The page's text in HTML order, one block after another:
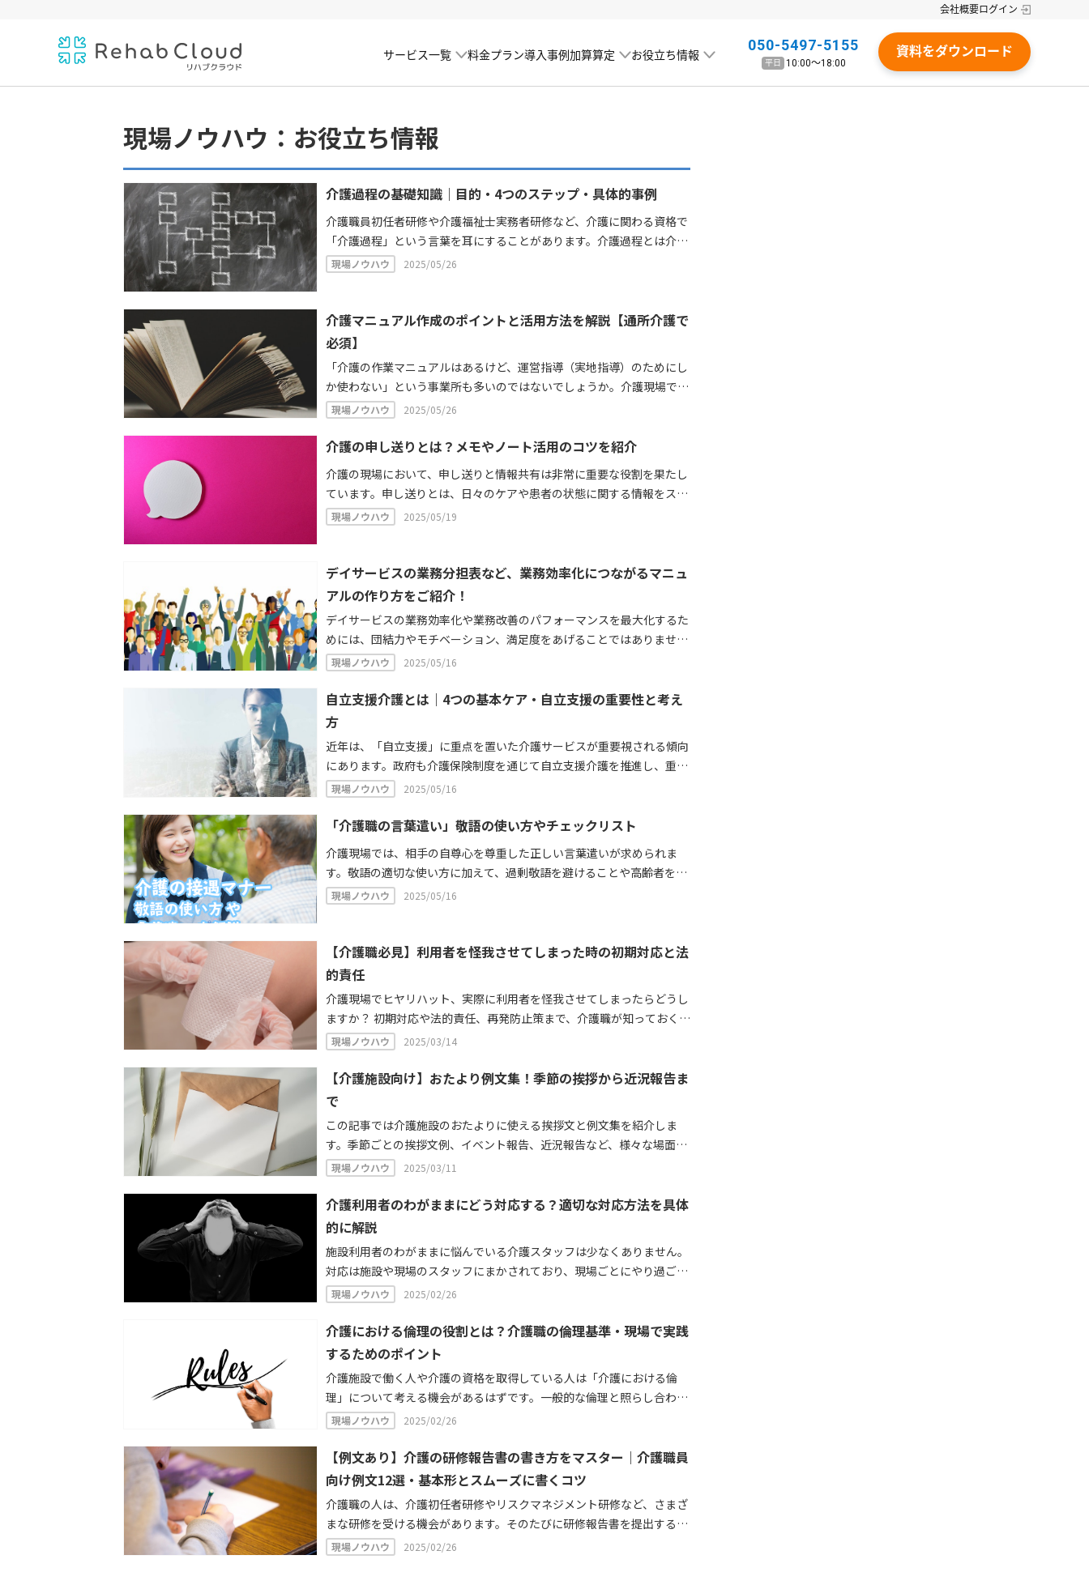
サービス一覧 料金プラン導入事例加算算定 お役立ち情報
050-5497-5155
平日 10:00〜18:00
資料をダウンロード
会社概要ログイン
現場ノウハウ お役立ち情報
介護過程の基礎知識｜目的・4つのステップ・具体的事例
介護職員初任者研修や介護福祉士実務者研修など、介護に関わる資格で
「介護過程」という言葉を耳にすることがあります。介護過程とは介護
現場で大切な役割を担うプロセスのことです。ここでは、初めて介護現
現場ノウハウ 2025/05/26
介護マニュアル作成のポイントと活用方法を解説【通所介護で
必須】
「介護の作業マニュアルはあるけど、運営指導（実地指導）のためにし
か使わない」という事業所も多いのではないでしょうか。介護現場で質
の高いサービスを提供するためには、作業マニュアルを作成しサービス
ら活用方法まで詳しく解説しています。
現場ノウハウ 2025/05/26
介護の申し送りとは？メモやノート活用のコツを紹介
介護の現場において、申し送りと情報共有は非常に重要な役割を果たし
ています。申し送りとは、日々のケアや患者の状態に関する情報をスタ
ッフ間で伝えることです。情報を共有することで、各スタッフが患者の
現場ノウハウ 2025/05/19
デイサービスの業務分担表など、業務効率化につながるマニュ
アルの作り方をご紹介！
デイサービスの業務効率化や業務改善のパフォーマンスを最大化するた
めには、団結力やモチベーション、満足度をあげることではありませ
ん。チーム全員が平等に発言できる仕組みを作れるかがポイントです。
きましょう。
現場ノウハウ 2025/05/16
自立支援介護とは｜4つの基本ケア・自立支援の重要性と考え
方
近年は、「自立支援」に重点を置いた介護サービスが重要視される傾向
にあります。政府も介護保険制度を通じて自立支援介護を推進し、重度
化防止に取り組む方針を発表しています。本記事では、具体的なケアの
現場ノウハウ 2025/05/16
「介護職の言葉遣い」敬語の使い方やチェックリスト
介護現場では、相手の自尊心を尊重した正しい言葉遣いが求められま
す。敬語の適切な使い方に加えて、過剰敬語を避けることや高齢者を子
供扱いする声がけなどに気を付けましょう。この記事では、接遇マナー
現場ノウハウ 2025/05/16
【介護職必見】利用者を怪我させてしまった時の初期対応と法
的責任
介護現場でヒヤリハット、実際に利用者を怪我させてしまったらどうし
ますか？ 初期対応や法的責任、再発防止策まで、介護職が知っておくべ
き情報を網羅的に解説。万が一の事故に備え、正しい知識を身につけ
現場ノウハウ 2025/03/14
【介護施設向け】おたより例文集！季節の挨拶から近況報告ま
で
この記事では介護施設のおたよりに使える挨拶文と例文集を紹介しま
す。季節ごとの挨拶文例、イベント報告、近況報告など、様々な場面で
役立つ例文を豊富にご用意しました。書き方のポイントやテンプレート
現場ノウハウ 2025/03/11
介護利用者のわがままにどう対応する？適切な対応方法を具体
的に解説
施設利用者のわがままに悩んでいる介護スタッフは少なくありません。
対応は施設や現場のスタッフにまかされており、現場ごとにやり過ごさ
れている、というのが実情でしょう。この記事では、介護利用者の繰り
います。
現場ノウハウ 2025/02/26
介護における倫理の役割とは？介護職の倫理基準・現場で実践
するためのポイント
介護施設で働く人や介護の資格を取得している人は「介護における倫
理」について考える機会があるはずです。一般的な倫理と照らし合わせ
ると、介護における倫理とはどんな内容なのでしょうか。ここでは具体
現場ノウハウ 2025/02/26
【例文あり】介護の研修報告書の書き方をマスター｜介護職員
向け例文12選・基本形とスムーズに書くコツ
介護職の人は、介護初任者研修やリスクマネジメント研修など、さまざ
まな研修を受ける機会があります。そのたびに研修報告書を提出する必
要があり、その書き方に悩んでいる人も少なくないようです。ここでは
現場ノウハウ 2025/02/26